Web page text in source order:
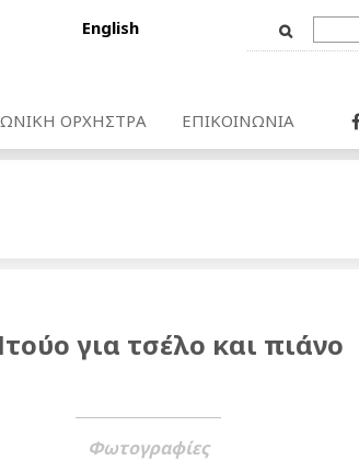
English
Input
ΟΡΧΗΣΤΡΑ ΕΠΙΚΟΙΝΩΝΙΑ
για τσέλο και πιάνο
Φωτογραφίες